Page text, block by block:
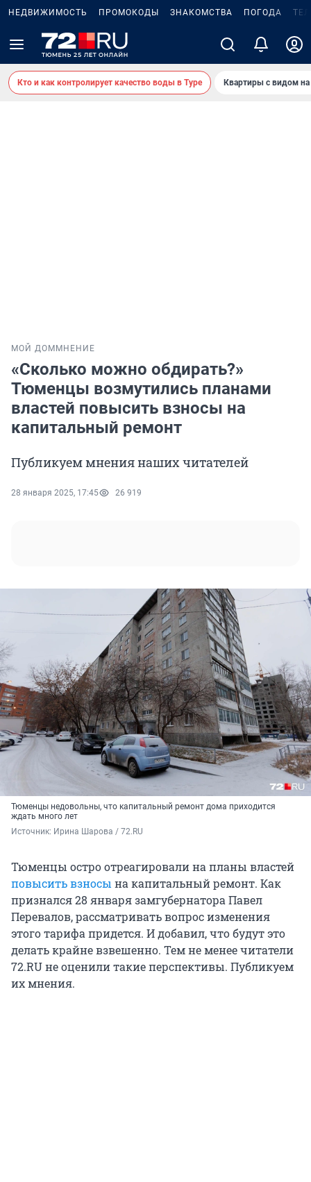
НЕДВИЖИМОСТЬ ПРОМОКОДЫ ЗНАКОМСТВА ПОГОДА
Кто и как контролирует качество воды в Туре Квартиры с видом на
МОЙ ДОМ МНЕНИЕ
«Сколько можно обдирать?»
Тюменцы возмутились планами
властей повысить взносы на
капитальный ремонт
Публикуем мнения наших читателей
28 января 2025, 17:45 26 919
Тюменцы недовольны, что капитальный ремонт дома приходится
ждать много лет
Источник: Ирина Шарова / 72.RU
Тюменцы остро отреагировали на планы властей
повысить взносы на капитальный ремонт. Как
признался 28 января замгубернатора Павел
Перевалов, рассматривать вопрос изменения
этого тарифа придется. И добавил, что будут это
делать крайне взвешенно. Тем не менее читатели
72.RU не оценили такие перспективы. Публикуем
их мнения.